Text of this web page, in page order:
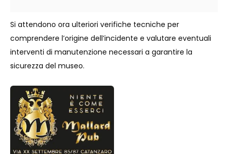
Si attendono ora ulteriori verifiche tecniche per
comprendere l’origine dell’incidente e valutare eventuali
interventi di manutenzione necessari a garantire la
sicurezza del museo.